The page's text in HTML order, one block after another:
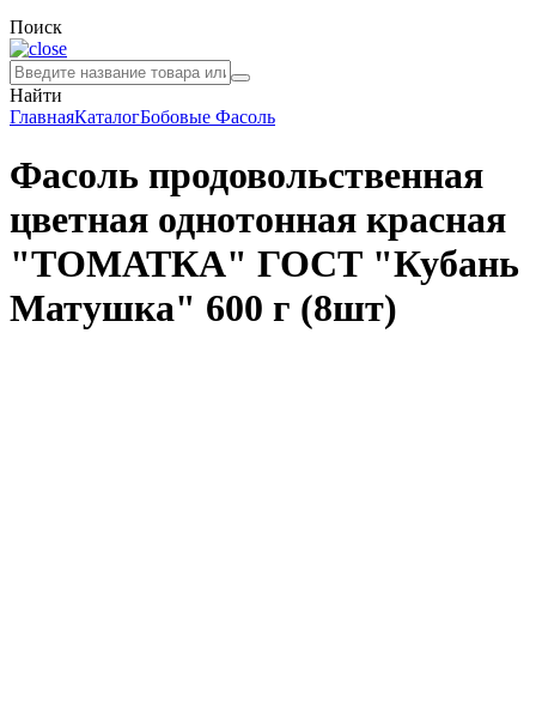
Поиск
Найти
ГлавнаяКаталогБобовые Фасоль
Фасоль продовольственная
цветная однотонная красная
"ТОМАТКА" ГОСТ "Кубань
Матушка" 600 г (8шт)